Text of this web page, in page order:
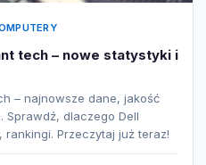
tech – nowe statystyki i
– najnowsze dane, jakość
Sprawdź, dlaczego Dell
Przeczytaj już teraz!